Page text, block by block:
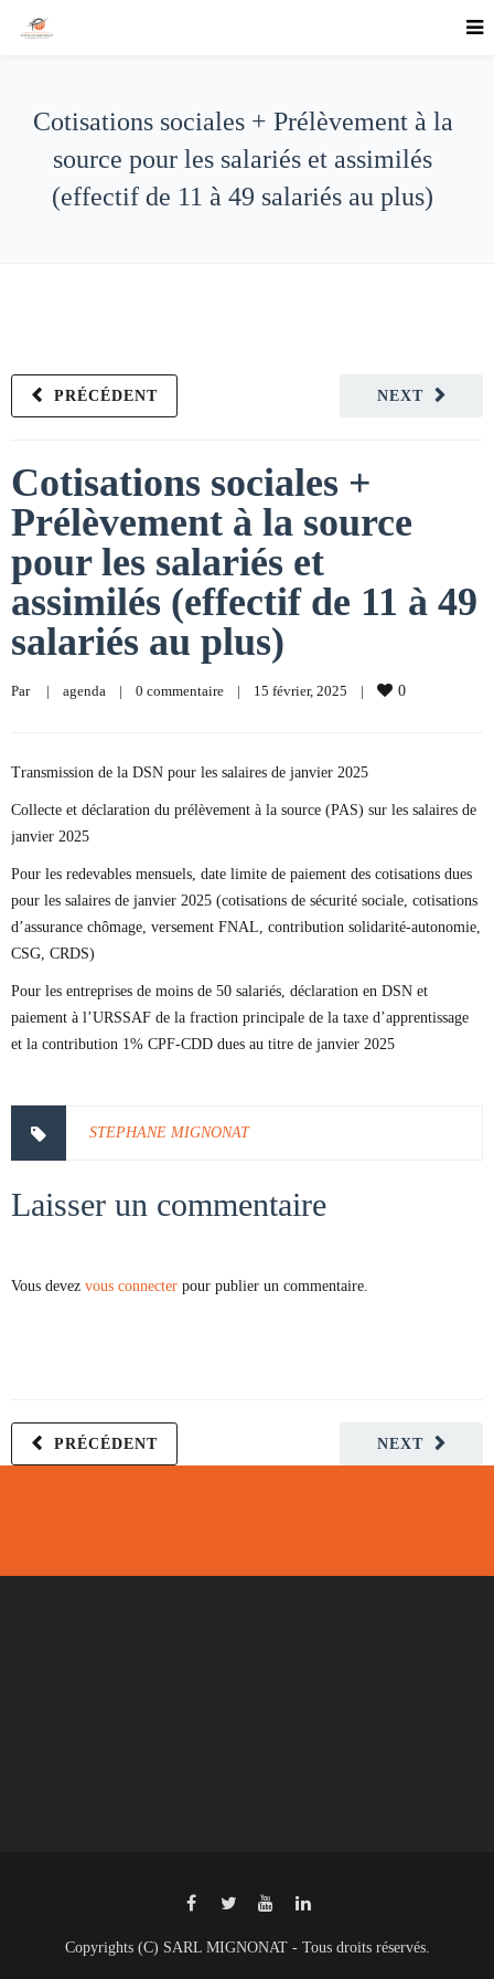
Cotisations sociales + Prélèvement à la
source pour les salariés et assimilés
(effectif de 11 à 49 salariés au plus)
NEXT
PRÉCÉDENT
Cotisations sociales +
Prélèvement à la source
pour les salariés et
assimilés (effectif de 11 à 49
salariés au plus)
Par | agenda | 0 commentaire | 15 février, 2025 | 0
Transmission de la DSN pour les salaires de janvier 2025
Collecte et déclaration du prélèvement à la source (PAS) sur les salaires de
janvier 2025
Pour les redevables mensuels, date limite de paiement des cotisations dues
pour les salaires de janvier 2025 (cotisations de sécurité sociale, cotisations
d’assurance chômage, versement FNAL, contribution solidarité-autonomie,
CSG, CRDS)
Pour les entreprises de moins de 50 salariés, déclaration en DSN et
paiement à l’URSSAF de la fraction principale de la taxe d’apprentissage
et la contribution 1% CPF-CDD dues au titre de janvier 2025
STEPHANE MIGNONAT
Laisser un commentaire
Vous devez vous connecter pour publier un commentaire.
NEXT
PRÉCÉDENT
Copyrights (C) SARL MIGNONAT - Tous droits réservés.